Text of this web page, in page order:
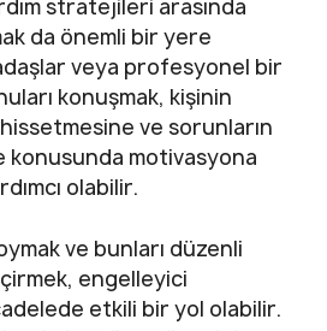
stratejileri arasında
da önemli bir yere
veya profesyonel bir
konuşmak, kişinin
ve sorunların
konusunda motivasyona
olabilir.
ve bunları düzenli
engelleyici
etkili bir yol olabilir.